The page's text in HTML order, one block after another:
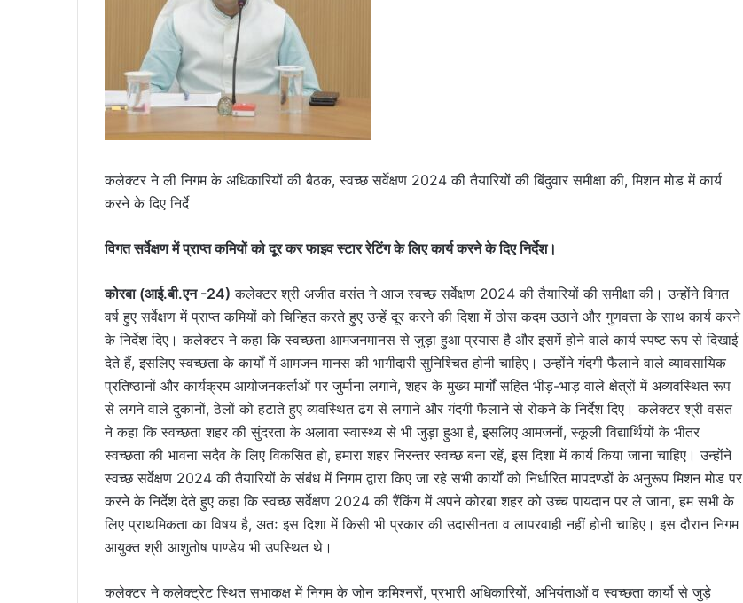
कलेक्टर ने ली निगम के अधिकारियों की बैठक, स्वच्छ सर्वेक्षण 2024 की तैयारियों की बिंदुवार समीक्षा की, मिशन मोड में कार्य
करने के दिए निर्दे
विगत सर्वेक्षण में प्राप्त कमियों को दूर कर फाइव स्टार रेटिंग के लिए कार्य करने के दिए निर्देश।
कोरबा (आई.बी.एन -24) कलेक्टर श्री अजीत वसंत ने आज स्वच्छ सर्वेक्षण 2024 की तैयारियों की समीक्षा की। उन्होंने विगत
वर्ष हुए सर्वेक्षण में प्राप्त कमियों को चिन्हित करते हुए उन्हें दूर करने की दिशा में ठोस कदम उठाने और गुणवत्ता के साथ कार्य करने
के निर्देश दिए। कलेक्टर ने कहा कि स्वच्छता आमजनमानस से जुड़ा हुआ प्रयास है और इसमें होने वाले कार्य स्पष्ट रूप से दिखाई
देते हैं, इसलिए स्वच्छता के कार्यों में आमजन मानस की भागीदारी सुनिश्चित होनी चाहिए। उन्होंने गंदगी फैलाने वाले व्यावसायिक
प्रतिष्ठानों और कार्यक्रम आयोजनकर्ताओं पर जुर्माना लगाने, शहर के मुख्य मार्गों सहित भीड़-भाड़ वाले क्षेत्रों में अव्यवस्थित रूप
से लगने वाले दुकानों, ठेलों को हटाते हुए व्यवस्थित ढंग से लगाने और गंदगी फैलाने से रोकने के निर्देश दिए। कलेक्टर श्री वसंत
ने कहा कि स्वच्छता शहर की सुंदरता के अलावा स्वास्थ्य से भी जुड़ा हुआ है, इसलिए आमजनों, स्कूली विद्यार्थियों के भीतर
स्वच्छता की भावना सदैव के लिए विकसित हो, हमारा शहर निरन्तर स्वच्छ बना रहें, इस दिशा में कार्य किया जाना चाहिए। उन्होंने
स्वच्छ सर्वेक्षण 2024 की तैयारियों के संबंध में निगम द्वारा किए जा रहे सभी कार्यों को निर्धारित मापदण्डों के अनुरूप मिशन मोड पर
करने के निर्देश देते हुए कहा कि स्वच्छ सर्वेक्षण 2024 की रैंकिंग में अपने कोरबा शहर को उच्च पायदान पर ले जाना, हम सभी के
लिए प्राथमिकता का विषय है, अतः इस दिशा में किसी भी प्रकार की उदासीनता व लापरवाही नहीं होनी चाहिए। इस दौरान निगम
आयुक्त श्री आशुतोष पाण्डेय भी उपस्थित थे।
कलेक्टर ने कलेक्ट्रेट स्थित सभाकक्ष में निगम के जोन कमिश्नरों, प्रभारी अधिकारियों, अभियंताओं व स्वच्छता कार्यो से जुड़े